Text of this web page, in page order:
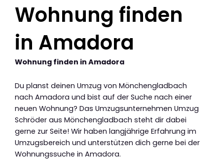
Wohnung finden
in Amadora
Wohnung finden in Amadora
Du planst deinen Umzug von Mönchengladbach
nach Amadora und bist auf der Suche nach einer
neuen Wohnung? Das Umzugsunternehmen Umzug
Schröder aus Mönchengladbach steht dir dabei
gerne zur Seite! Wir haben langjährige Erfahrung im
Umzugsbereich und unterstützen dich gerne bei der
Wohnungssuche in Amadora.